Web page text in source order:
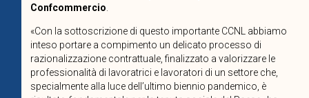
Confcommercio
«Con la sottoscrizione di questo importante CCNL abbiamo
inteso portare a compimento un delicato processo di
razionalizzazione contrattuale, finalizzato a valorizzare le
professionalità di lavoratrici e lavoratori di un settore che,
specialmente alla luce dell’ultimo biennio pandemico, è